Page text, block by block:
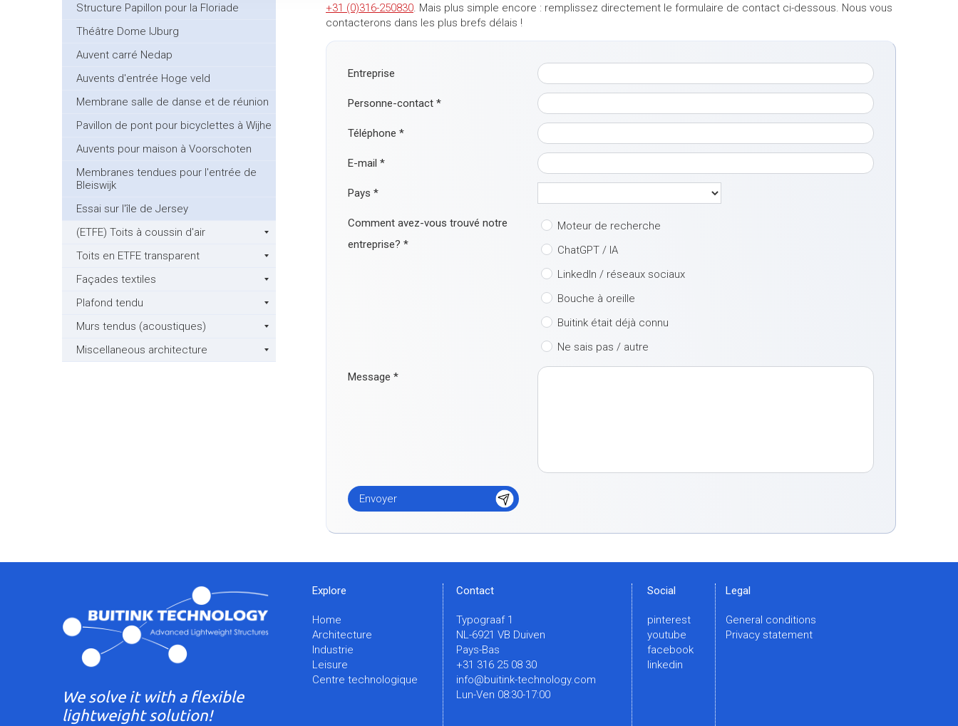
Structure Papillon pour la Floriade
Théâtre Dome IJburg
Auvent carré Nedap
Auvents d'entrée Hoge veld
Membrane salle de danse et de réunion
Pavillon de pont pour bicyclettes à Wijhe
Auvents pour maison à Voorschoten
Membranes tendues pour l'entrée de
Bleiswijk
Essai sur l'île de Jersey
(ETFE) Toits à coussin d'air
Toits en ETFE transparent
Façades textiles
Plafond tendu
Murs tendus (acoustiques)
Miscellaneous architecture
+31 (0)316-250830. Mais plus simple encore : remplissez directement le formulaire de contact ci-dessous. Nous vous
contacterons dans les plus brefs délais !
Entreprise
Personne-contact *
Téléphone *
E-mail *
Pays *
Comment avez-vous trouvé notre
entreprise? *
Moteur de recherche
ChatGPT / IA
LinkedIn / réseaux sociaux
Bouche à oreille
Buitink était déjà connu
Ne sais pas / autre
Message *
We solve it with a flexible
lightweight solution!
Explore
Home
Architecture
Industrie
Leisure
Centre technologique
Contact
Typograaf 1
NL-6921 VB Duiven
Pays-Bas
+31 316 25 08 30
info@buitink-technology.com
Lun-Ven 08:30-17:00
Social
pinterest
youtube
facebook
linkedin
Legal
General conditions
Privacy statement